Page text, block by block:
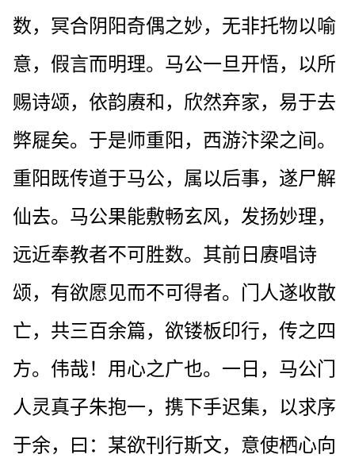
数，冥合阴阳奇偶之妙，无非托物以喻
意，假言而明理。马公一旦开悟，以所
赐诗颂，依韵赓和，欣然弃家，易于去
弊屣矣。于是师重阳，西游汴梁之间。
重阳既传道于马公，属以后事，遂尸解
仙去。马公果能敷畅玄风，发扬妙理，
远近奉教者不可胜数。其前日赓唱诗
颂，有欲愿见而不可得者。门人遂收散
亡，共三百余篇，欲镂板印行，传之四
方。伟哉！用心之广也。一日，马公门
人灵真子朱抱一，携下手迟集，以求序
于余，曰：某欲刊行斯文，意使栖心向